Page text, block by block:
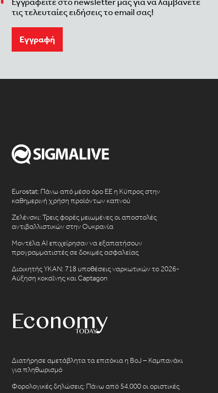
τις τελευταίες ειδήσεις το email σας!
Eγγραφή
Eurostat: Πάνω από μέσο όρο ΕΕ η Κύπρος στην
καθημερινή χρήση προϊόντων καπνού
Ζελένσκι: Τρεις φορές μειωμένες οι αποστολές
αντιβαλλιστικών στην Ουκρανία
Μοντέλα AI επιχείρησαν να εξαπατήσουν
προγραμματιστές σε δοκιμές ασφαλείας
Διοικητής ΥΚΑΝ: 718 υποθέσεις ναρκωτικών το 2026-
Αύξηση κοκαΐνης και Captagon
Διατήρησε αμετάβλητα τα επιτόκια η BoJ – Καμπανάκι
για πληθωρισμό
Φορολογικές δηλώσεις: Πάνω από 54.000 οι οριστικές